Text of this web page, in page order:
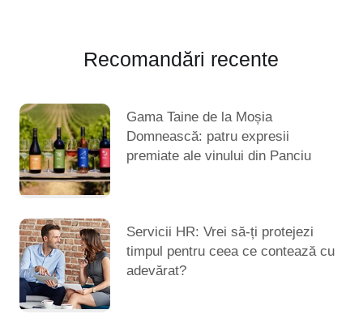
Recomandări recente
Gama Taine de la Moșia
Domnească: patru expresii
premiate ale vinului din Panciu
Servicii HR: Vrei să-ți protejezi
timpul pentru ceea ce contează cu
adevărat?